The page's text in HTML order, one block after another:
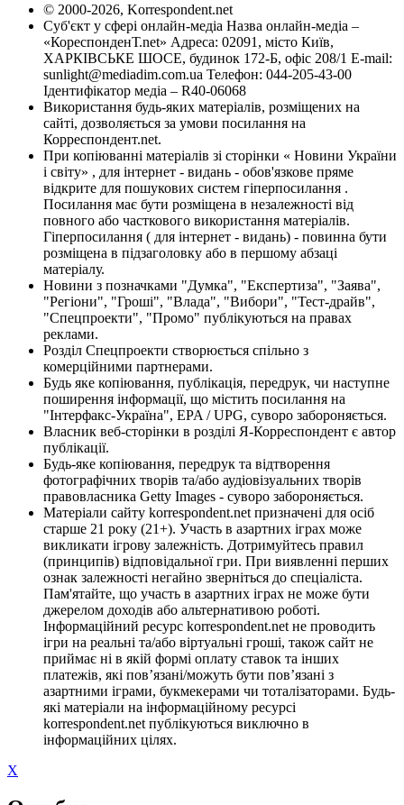
© 2000-2026, Korrespondent.net
Суб'єкт у сфері онлайн-медіа Назва онлайн-медіа –
«КореспонденТ.net» Адреса: 02091, місто Київ,
ХАРКІВСЬКЕ ШОСЕ, будинок 172-Б, офіс 208/1 E-mail:
sunlight@mediadim.com.ua Телефон: 044-205-43-00
Ідентифікатор медіа – R40-06068
Використання будь-яких матеріалів, розміщених на
сайті, дозволяється за умови посилання на
Корреспондент.net.
При копіюванні матеріалів зі сторінки « Новини України
і світу» , для інтернет - видань - обов'язкове пряме
відкрите для пошукових систем гіперпосилання .
Посилання має бути розміщена в незалежності від
повного або часткового використання матеріалів.
Гіперпосилання ( для інтернет - видань) - повинна бути
розміщена в підзаголовку або в першому абзаці
матеріалу.
Новини з позначками "Думка", "Експертиза", "Заява",
"Регіони", "Гроші", "Влада", "Вибори", "Тест-драйв",
"Спецпроекти", "Промо" публікуються на правах
реклами.
Розділ Спецпроекти створюється спільно з
комерційними партнерами.
Будь яке копіювання, публікація, передрук, чи наступне
поширення інформації, що містить посилання на
"Інтерфакс-Україна", EPA / UPG, суворо забороняється.
Власник веб-сторінки в розділі Я-Корреспондент є автор
публікації.
Будь-яке копіювання, передрук та відтворення
фотографічних творів та/або аудіовізуальних творів
правовласника Getty Images - суворо забороняється.
Матеріали сайту korrespondent.net призначені для осіб
старше 21 року (21+). Участь в азартних іграх може
викликати ігрову залежність. Дотримуйтесь правил
(принципів) відповідальної гри. При виявленні перших
ознак залежності негайно зверніться до спеціаліста.
Пам'ятайте, що участь в азартних іграх не може бути
джерелом доходів або альтернативою роботі.
Інформаційний ресурс korrespondent.net не проводить
ігри на реальні та/або віртуальні гроші, також сайт не
приймає ні в якій формі оплату ставок та інших
платежів, які пов’язані/можуть бути пов’язані з
азартними іграми, букмекерами чи тоталізаторами. Будь-
які матеріали на інформаційному ресурсі
korrespondent.net публікуються виключно в
інформаційних цілях.
X